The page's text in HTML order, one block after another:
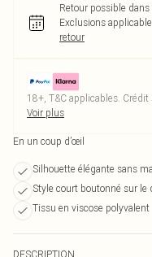
Retour possible
Exclusions
retour
18+, T&C applicables.
Voir plus
En un coup d’œil
Silhouette élégante sans
Style court boutonné sur le
Tissu en viscose polyvalent
DESCRIPTION